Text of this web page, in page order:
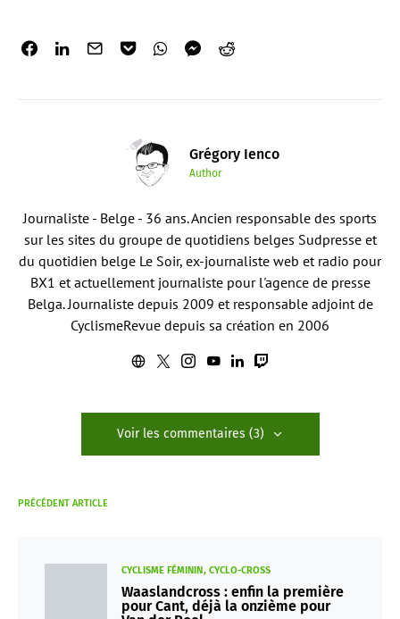
Grégory Ienco
Author
Journaliste - Belge - 36 ans. Ancien responsable des sports
sur les sites du groupe de quotidiens belges Sudpresse et
du quotidien belge Le Soir, ex-journaliste web et radio pour
BX1 et actuellement journaliste pour l'agence de presse
Belga. Journaliste depuis 2009 et responsable adjoint de
CyclismeRevue depuis sa création en 2006
Voir les commentaires (3)
PRÉCÉDENT ARTICLE
CYCLISME FÉMININ CYCLO-CROSS
Waaslandcross : enfin la première
pour Cant, déjà la onzième pour